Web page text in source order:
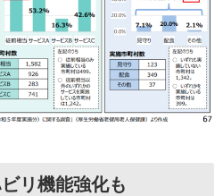
リ機能強化も